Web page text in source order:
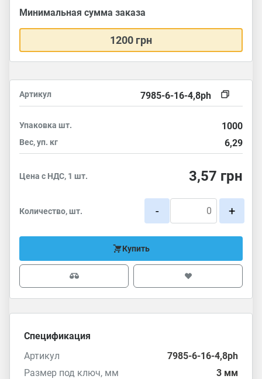
Минимальная сумма заказа
1200 грн
Артикул 7985-6-16-4,8ph
Упаковка шт. 1000
Вес, уп. кг 6,29
Цена с НДС, 1 шт. 3,57 грн
Количество, шт. - +
Купить
Спецификация
Артикул
7985-6-16-4,8ph
Размер под ключ, мм
3 мм